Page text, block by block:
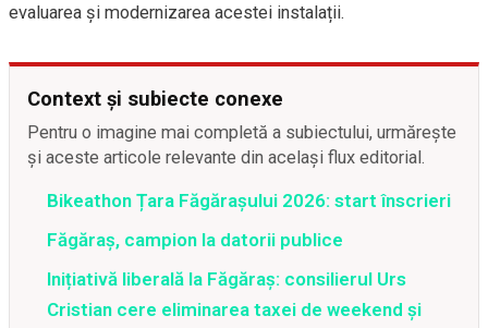
evaluarea și modernizarea acestei instalații.
Context și subiecte conexe
Pentru o imagine mai completă a subiectului, urmărește
și aceste articole relevante din același flux editorial.
Bikeathon Țara Făgărașului 2026: start înscrieri
Făgăraș, campion la datorii publice
Inițiativă liberală la Făgăraș: consilierul Urs
Cristian cere eliminarea taxei de weekend și